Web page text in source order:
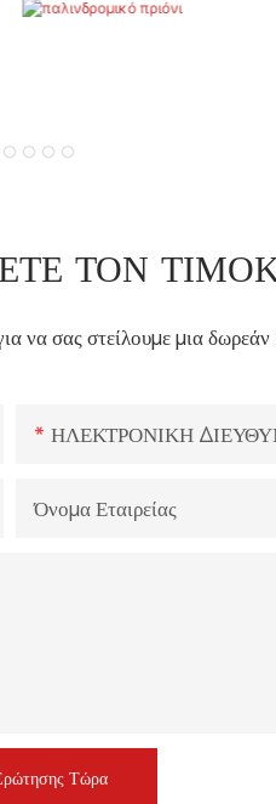
ΤΟΝ
να σας στείλουμε μια
ΗΛΕΚΤΡΟΝΙΚΗ
Όνομα Εταιρείας
Τώρα